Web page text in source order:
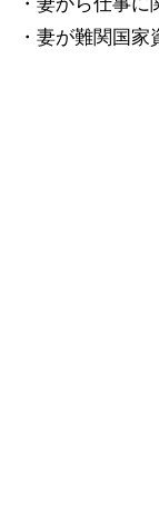
・妻が難関国家